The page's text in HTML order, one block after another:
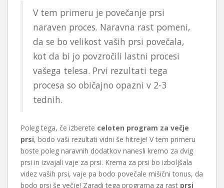
V tem primeru je povečanje prsi
naraven proces. Naravna rast pomeni,
da se bo velikost vaših prsi povečala,
kot da bi jo povzročili lastni procesi
vašega telesa. Prvi rezultati tega
procesa so običajno opazni v 2-3
tednih.
Poleg tega, če izberete celoten program za večje
prsi, bodo vaši rezultati vidni še hitreje! V tem primeru
boste poleg naravnih dodatkov nanesli kremo za dvig
prsi in izvajali vaje za prsi. Krema za prsi bo izboljšala
videz vaših prsi, vaje pa bodo povečale mišični tonus, da
bodo prsi še večje! Zaradi tega programa za rast prsi